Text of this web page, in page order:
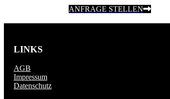
ANFRAGE STELLEN
LINKS
AGB
Impressum
Datenschutz